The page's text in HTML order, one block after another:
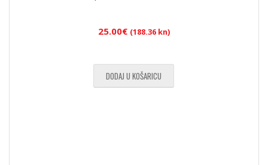
25.00€ (188.36 kn)
DODAJ U KOŠARICU